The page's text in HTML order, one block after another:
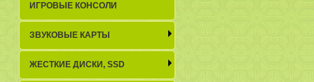
ИГРОВЫЕ КОНСОЛИ
ЗВУКОВЫЕ КАРТЫ
ЖЕСТКИЕ ДИСКИ, SSD